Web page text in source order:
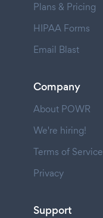
Plans & Pricing
HIPAA Forms
Email Blast
Company
About POWR
We're hiring!
Terms of Service
Privacy
Support